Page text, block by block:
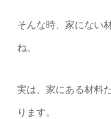
そんな時、家にない
ね。
実は、家にある材料
ります。